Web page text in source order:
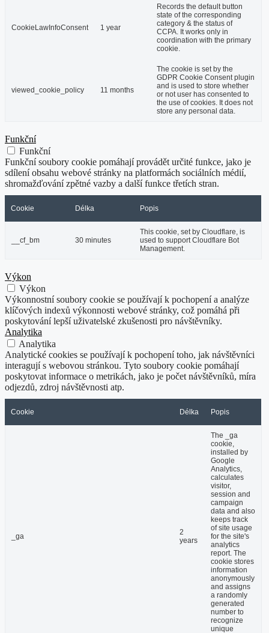
CookieLawInfoConsent 1 year
Records the default button
state of the corresponding
category & the status of
CCPA. It works only in
coordination with the primary
cookie.
viewed_cookie_policy 11 months
The cookie is set by the
GDPR Cookie Consent plugin
and is used to store whether
or not user has consented to
the use of cookies. It does not
store any personal data.
Funkční
Funkční
Funkční soubory cookie pomáhají provádět určité funkce, jako je
sdílení obsahu webové stránky na platformách sociálních médií,
shromažďování zpětné vazby a další funkce třetích stran.
Cookie Délka Popis
__cf_bm 30 minutes
This cookie, set by Cloudflare, is
used to support Cloudflare Bot
Management.
Výkon
Výkon
Výkonnostní soubory cookie se používají k pochopení a analýze
klíčových indexů výkonnosti webové stránky, což pomáhá při
poskytování lepší uživatelské zkušenosti pro návštěvníky.
Analytika
Analytika
Analytické cookies se používají k pochopení toho, jak návštěvníci
interagují s webovou stránkou. Tyto soubory cookie pomáhají
poskytovat informace o metrikách, jako je počet návštěvníků, míra
odjezdů, zdroj návštěvnosti atp.
Cookie Délka Popis
_ga
2
years
The _ga
cookie,
installed by
Google
Analytics,
calculates
visitor,
session and
campaign
data and also
keeps track
of site usage
for the site's
analytics
report. The
cookie stores
information
anonymously
and assigns
a randomly
generated
number to
recognize
unique